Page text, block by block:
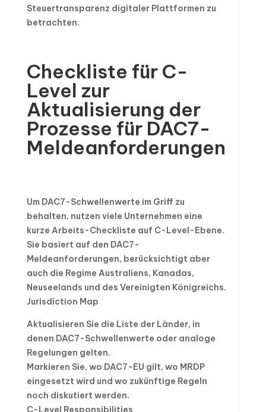
Steuertransparenz digitaler Plattformen zu
betrachten.
Checkliste für C-
Level zur
Aktualisierung der
Prozesse für DAC7-
Meldeanforderungen
Um DAC7-Schwellenwerte im Griff zu
behalten, nutzen viele Unternehmen eine
kurze Arbeits-Checkliste auf C-Level-Ebene.
Sie basiert auf den DAC7-
Meldeanforderungen, berücksichtigt aber
auch die Regime Australiens, Kanadas,
Neuseelands und des Vereinigten Königreichs.
Jurisdiction Map
Aktualisieren Sie die Liste der Länder, in
denen DAC7-Schwellenwerte oder analoge
Regelungen gelten.
Markieren Sie, wo DAC7-EU gilt, wo MRDP
eingesetzt wird und wo zukünftige Regeln
noch diskutiert werden.
C-Level Responsibilities